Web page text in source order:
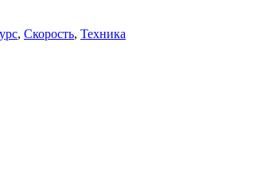
, Скорость, Техника